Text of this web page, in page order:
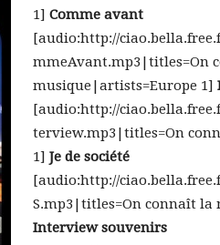
1] Comme avant
[audio:http://
mmeAvant.mp3|titles=On
musique|artists=Europe 1]
[audio:http://
terview.mp3|titles=On
1] Je de société
[audio:http://
S.mp3|titles=On connaît la
Interview souvenirs